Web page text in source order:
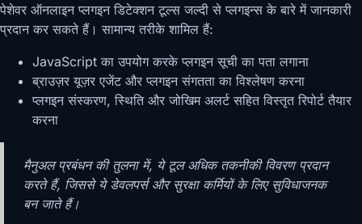
पेशेवर ऑनलाइन प्लगइन डिटेक्शन टूल्स जल्दी से प्लगइन्स के बारे में जानकारी
प्रदान कर सकते हैं। सामान्य तरीके शामिल हैं:
JavaScript का उपयोग करके प्लगइन सूची का पता लगाना
ब्राउज़र यूज़र एजेंट और प्लगइन संगतता का विश्लेषण करना
प्लगइन संस्करण, स्थिति और जोखिम अलर्ट सहित विस्तृत रिपोर्ट तैयार
करना
मैनुअल प्रबंधन की तुलना में, ये टूल अधिक तकनीकी विवरण प्रदान
करते हैं, जिससे ये डेवलपर्स और सुरक्षा कर्मियों के लिए सुविधाजनक
बन जाते हैं।